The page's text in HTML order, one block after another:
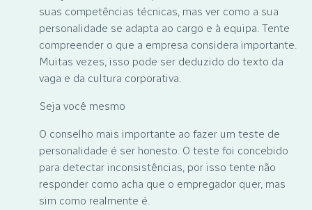
suas competências técnicas, mas ver como a sua
personalidade se adapta ao cargo e à equipa. Tente
compreender o que a empresa considera importante.
Muitas vezes, isso pode ser deduzido do texto da
vaga e da cultura corporativa.
Seja você mesmo
O conselho mais importante ao fazer um teste de
personalidade é ser honesto. O teste foi concebido
para detectar inconsistências, por isso tente não
responder como acha que o empregador quer, mas
sim como realmente é.